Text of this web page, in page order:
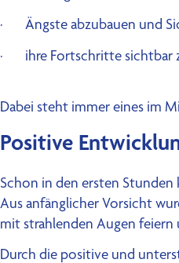
· Ängste abzubauen und
· ihre Fortschritte sichtbar
Dabei steht immer eines im
Positive
Schon in den ersten
Aus anfänglicher Vorsicht
mit strahlenden Augen feiern
Durch die positive und